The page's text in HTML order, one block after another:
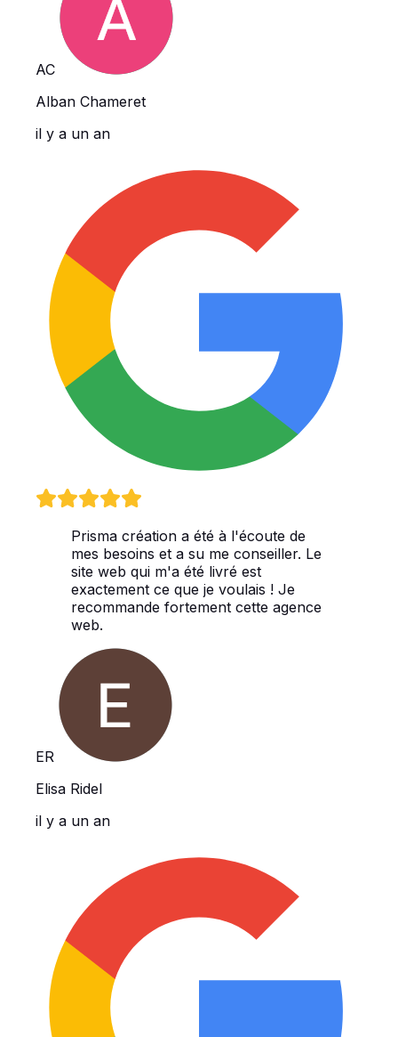
AC
Alban Chameret
il y a un an
Prisma création a été à l'écoute de
mes besoins et a su me conseiller. Le
site web qui m'a été livré est
exactement ce que je voulais ! Je
recommande fortement cette agence
web.
ER
Elisa Ridel
il y a un an